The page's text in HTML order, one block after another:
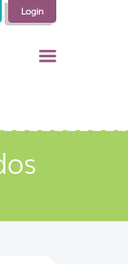
Login